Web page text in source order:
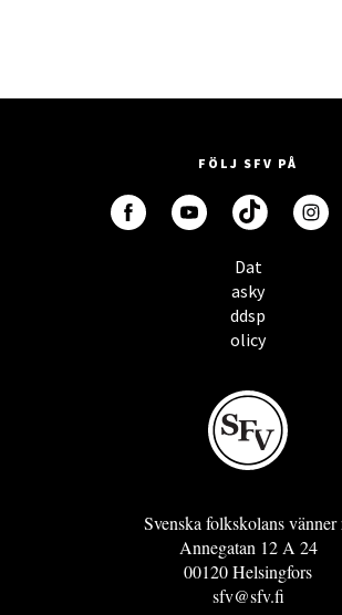
FÖLJ SFV PÅ
Dat
asky
ddsp
olicy
Svenska folkskolans vänner
Annegatan 12 A 24
00120 Helsingfors
sfv@sfv.fi